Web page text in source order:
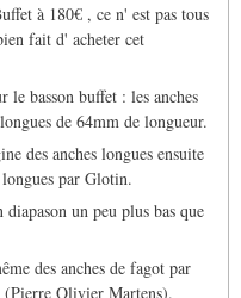
à 180€ , ce n' est pas tous
fait d' acheter cet
le basson buffet : les anches
de 64mm de longueur.
des anches longues ensuite
par Glotin.
un peu plus bas que
des anches de fagot par
(Pierre Olivier Martens).